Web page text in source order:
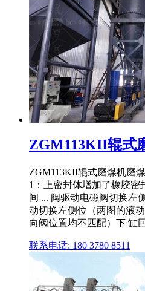
ZGM113KII辊式
ZGM113KII辊式磨煤机磨
1：上密封体增加了橡胶密
间 ... 阀驱动电磁阀切换左
动切换左侧位（两图的液
向阀位置均不匹配）下 缸
联系电话: 180 3780 8511